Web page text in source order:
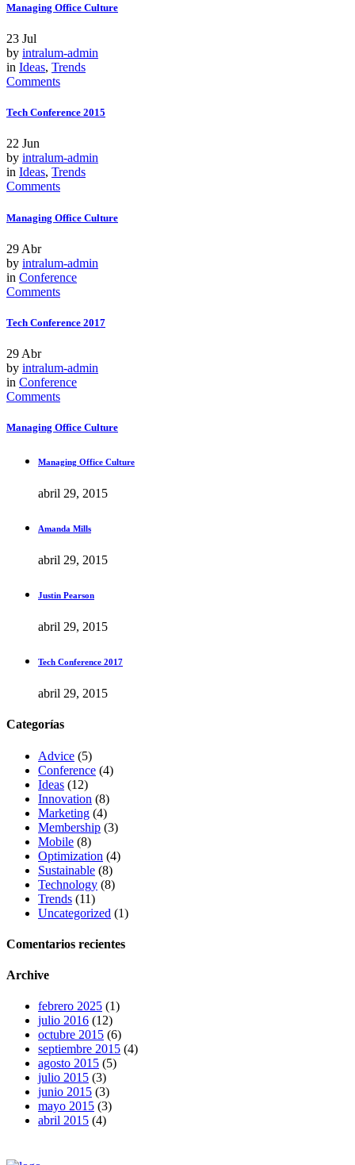
Managing Office Culture
23 Jul
by intralum-admin
in Ideas, Trends
Comments
Tech Conference 2015
22 Jun
by intralum-admin
in Ideas, Trends
Comments
Managing Office Culture
29 Abr
by intralum-admin
in Conference
Comments
Tech Conference 2017
29 Abr
by intralum-admin
in Conference
Comments
Managing Office Culture
Managing Office Culture
abril 29, 2015
Amanda Mills
abril 29, 2015
Justin Pearson
abril 29, 2015
Tech Conference 2017
abril 29, 2015
Categorías
Advice (5)
Conference (4)
Ideas (12)
Innovation (8)
Marketing (4)
Membership (3)
Mobile (8)
Optimization (4)
Sustainable (8)
Technology (8)
Trends (11)
Uncategorized (1)
Comentarios recientes
Archive
febrero 2025 (1)
julio 2016 (12)
octubre 2015 (6)
septiembre 2015 (4)
agosto 2015 (5)
julio 2015 (3)
junio 2015 (3)
mayo 2015 (3)
abril 2015 (4)